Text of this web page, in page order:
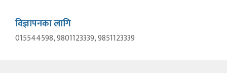
विज्ञापनका लागि
015544598, 9801123339, 9851123339